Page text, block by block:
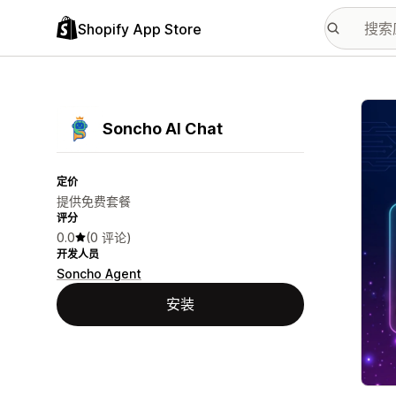
Shopify App Store
Soncho AI Chat
定价
提供免费套餐
评分
0.0 (0 评论)
开发人员
Soncho Agent
安装
配图